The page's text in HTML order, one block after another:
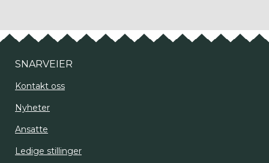
SNARVEIER
Kontakt oss
Nyheter
Ansatte
Ledige stillinger